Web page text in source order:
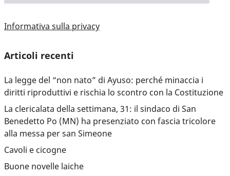
Informativa sulla privacy
Articoli recenti
La legge del “non nato” di Ayuso: perché minaccia i
diritti riproduttivi e rischia lo scontro con la Costituzione
La clericalata della settimana, 31: il sindaco di San
Benedetto Po (MN) ha presenziato con fascia tricolore
alla messa per san Simeone
Cavoli e cicogne
Buone novelle laiche